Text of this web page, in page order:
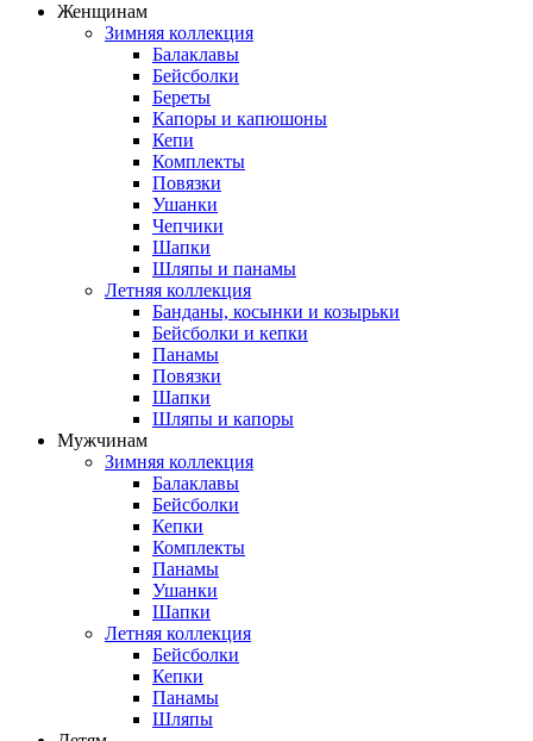
Женщинам
Зимняя коллекция
Балаклавы
Бейсболки
Береты
Капоры и капюшоны
Кепи
Комплекты
Повязки
Ушанки
Чепчики
Шапки
Шляпы и панамы
Летняя коллекция
Банданы, косынки и козырьки
Бейсболки и кепки
Панамы
Повязки
Шапки
Шляпы и капоры
Мужчинам
Зимняя коллекция
Балаклавы
Бейсболки
Кепки
Комплекты
Панамы
Ушанки
Шапки
Летняя коллекция
Бейсболки
Кепки
Панамы
Шляпы